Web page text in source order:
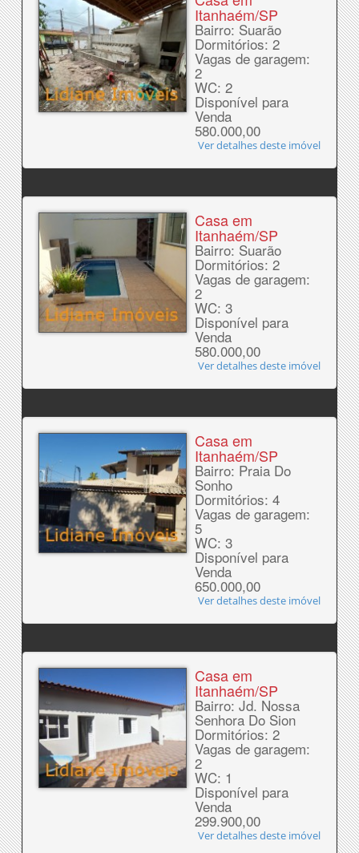
Itanhaém/SP
Bairro: Suarão
Dormitórios: 2
Vagas de garagem:
2
WC: 2
Disponível para
Venda
580.000,00
Ver detalhes deste imóvel
Casa em
Itanhaém/SP
Bairro: Suarão
Dormitórios: 2
Vagas de garagem:
2
WC: 3
Disponível para
Venda
580.000,00
Ver detalhes deste imóvel
Casa em
Itanhaém/SP
Bairro: Praia Do
Sonho
Dormitórios: 4
Vagas de garagem:
5
WC: 3
Disponível para
Venda
650.000,00
Ver detalhes deste imóvel
Casa em
Itanhaém/SP
Bairro: Jd. Nossa
Senhora Do Sion
Dormitórios: 2
Vagas de garagem:
2
WC: 1
Disponível para
Venda
299.900,00
Ver detalhes deste imóvel